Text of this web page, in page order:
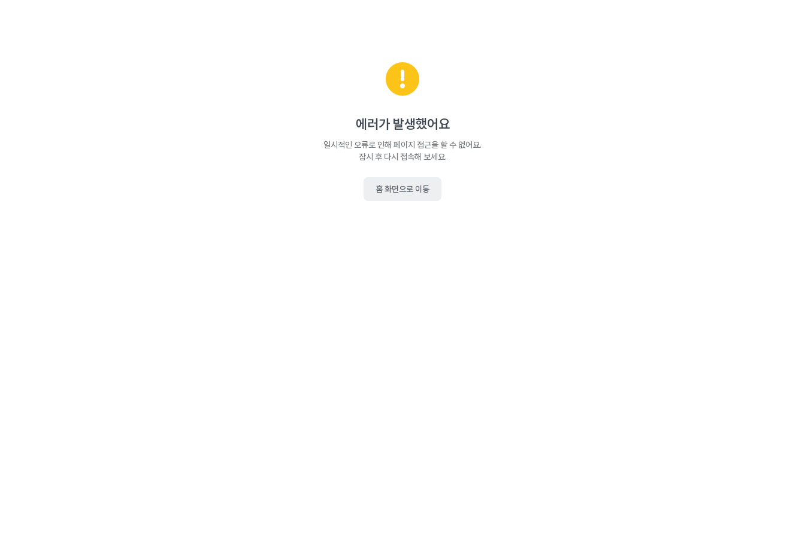
에러가 발생했어요
일시적인 오류로 인해 페이지 접근을 할 수 없어요.
잠시 후 다시 접속해 보세요.
홈 화면으로 이동